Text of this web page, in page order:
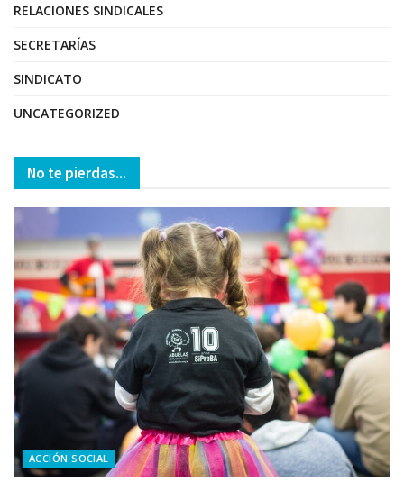
RELACIONES SINDICALES
SECRETARÍAS
SINDICATO
UNCATEGORIZED
No te pierdas...
ACCIÓN SOCIAL